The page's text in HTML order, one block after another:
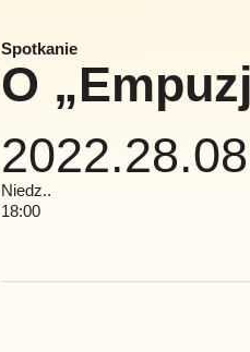
Spotkanie
O
2022.28.08
Niedz..
18:00